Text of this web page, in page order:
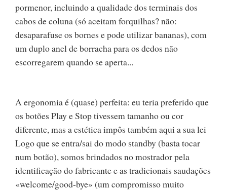
pormenor, incluindo a qualidade dos terminais dos
cabos de coluna (só aceitam forquilhas? não:
desaparafuse os bornes e pode utilizar bananas), com
um duplo anel de borracha para os dedos não
escorregarem quando se aperta...
A ergonomia é (quase) perfeita: eu teria preferido que
os botões Play e Stop tivessem tamanho ou cor
diferente, mas a estética impôs também aqui a sua lei
Logo que se entra/sai do modo standby (basta tocar
num botão), somos brindados no mostrador pela
identificação do fabricante e as tradicionais saudações
«welcome/good-bye» (um compromisso muito